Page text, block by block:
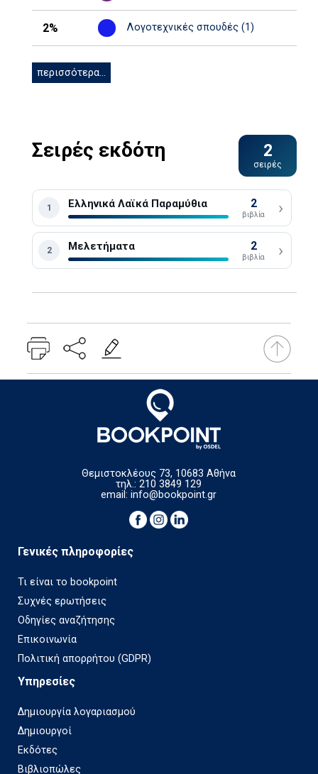
2% Λογοτεχνικές σπουδές (1)
περισσότερα...
Σειρές εκδότη 2
σειρές
1 Ελληνικά Λαϊκά Παραμύθια 2
βιβλία ›
2 Μελετήματα 2
βιβλία ›
Θεμιστοκλέους 73, 10683 Αθήνα
τηλ.: 210 3849 129
email:info@bookpoint.gr
Γενικές πληροφορίες
Τι είναι το bookpoint
Συχνές ερωτήσεις
Οδηγίες αναζήτησης
Επικοινωνία
Πολιτική απορρήτου (GDPR)
Υπηρεσίες
Δημιουργία λογαριασμού
Δημιουργοί
Εκδότες
Βιβλιοπώλες